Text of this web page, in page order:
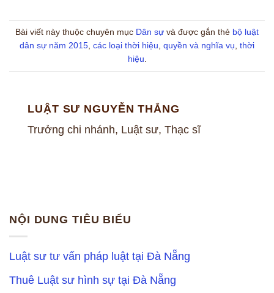
Bài viết này thuộc chuyên mục Dân sự và được gắn thẻ bộ luật
dân sự năm 2015 các loại thời hiệu quyền và nghĩa vụ thời
hiệu
LUẬT SƯ NGUYỄN THẮNG
Trưởng chi nhánh, Luật sư, Thạc sĩ
NỘI DUNG TIÊU BIỂU
Luật sư tư vấn pháp luật tại Đà Nẵng
Thuê Luật sư hình sự tại Đà Nẵng